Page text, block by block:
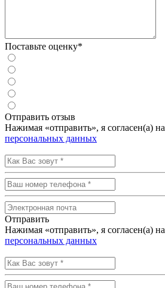
Поставьте оценку*
Отправить отзыв
Нажимая «отправить», я согласен(а) на
персональных данных
Отправить
Нажимая «отправить», я согласен(а) на
персональных данных